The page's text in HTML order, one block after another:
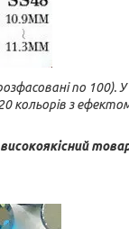
по 100). У
кольорів з